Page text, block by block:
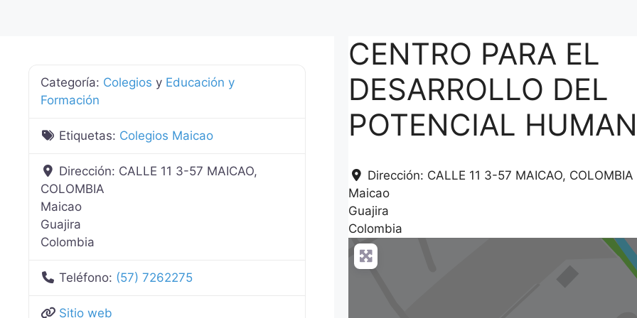
CENTRO PARA EL
DESARROLLO DEL
POTENCIAL
Dirección: CALLE 11 3-57 MAICAO, COLOMBIA
Maicao
Guajira
Colombia
Categoría: Colegios y Educación y
Formación
Etiquetas: Colegios Maicao
Dirección: CALLE 11 3-57 MAICAO,
COLOMBIA
Maicao
Guajira
Colombia
Teléfono: (57) 7262275
Sitio web